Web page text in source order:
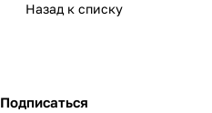
Назад к списку
Подписаться